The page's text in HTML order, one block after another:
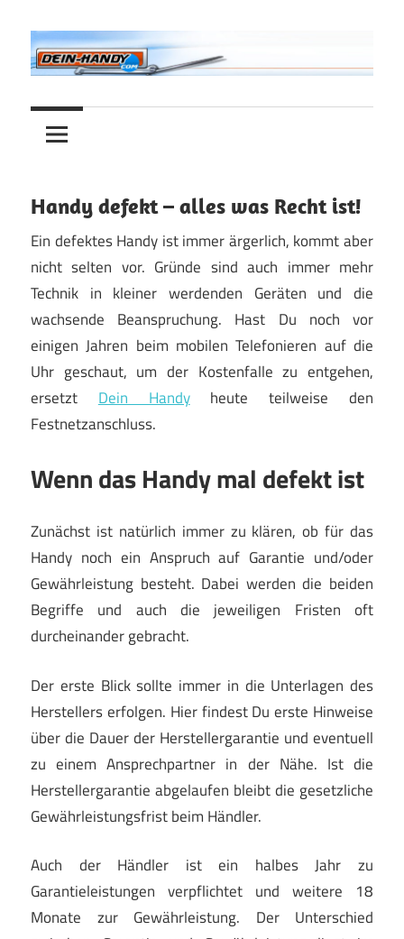
Inhalt
springen
Dein-
Handy.com
Alles
rund
ums
Handy defekt – alles was Recht ist!
Ein defektes Handy ist immer ärgerlich, kommt aber
nicht selten vor. Gründe sind auch immer mehr
Technik in kleiner werdenden Geräten und die
wachsende Beanspruchung. Hast Du noch vor
einigen Jahren beim mobilen Telefonieren auf die
Uhr geschaut, um der Kostenfalle zu entgehen,
ersetzt Dein Handyheute teilweise den
Festnetzanschluss.
Wenn das Handy mal defekt ist
Zunächst ist natürlich immer zu klären, ob für das
Handy noch ein Anspruch auf Garantie und/oder
Gewährleistung besteht. Dabei werden die beiden
Begriffe und auch die jeweiligen Fristen oft
durcheinander gebracht.
Der erste Blick sollte immer in die Unterlagen des
Herstellers erfolgen. Hier findest Du erste Hinweise
über die Dauer der Herstellergarantie und eventuell
zu einem Ansprechpartner in der Nähe. Ist die
Herstellergarantie abgelaufen bleibt die gesetzliche
Gewährleistungsfrist beim Händler.
Auch der Händler ist ein halbes Jahr zu
Garantieleistungen verpflichtet und weitere 18
Monate zur Gewährleistung. Der Unterschied